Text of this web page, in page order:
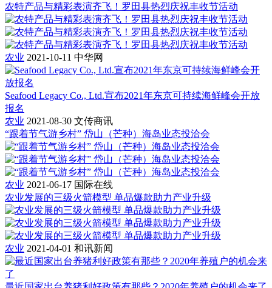
农特产品与精彩表演齐飞！罗田县热烈庆祝丰收节活动
农业 2021-10-11 中华网
Seafood Legacy Co., Ltd.宣布2021年东京可持续海鲜峰会开放
报名
农业 2021-08-30 文传商讯
“跟着节气游乡村” 岱山（芒种）海岛业态投洽会
农业 2021-06-17 国际在线
农业发展的三级火箭模型 单品爆款助力产业升级
农业 2021-04-01 和讯新闻